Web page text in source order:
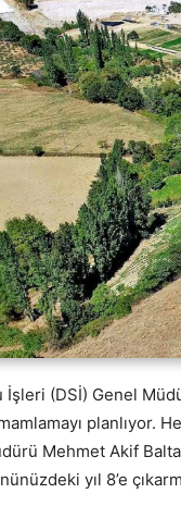
İşleri (DSİ) Genel
planlıyor.
Mehmet Akif
yıl 8’e